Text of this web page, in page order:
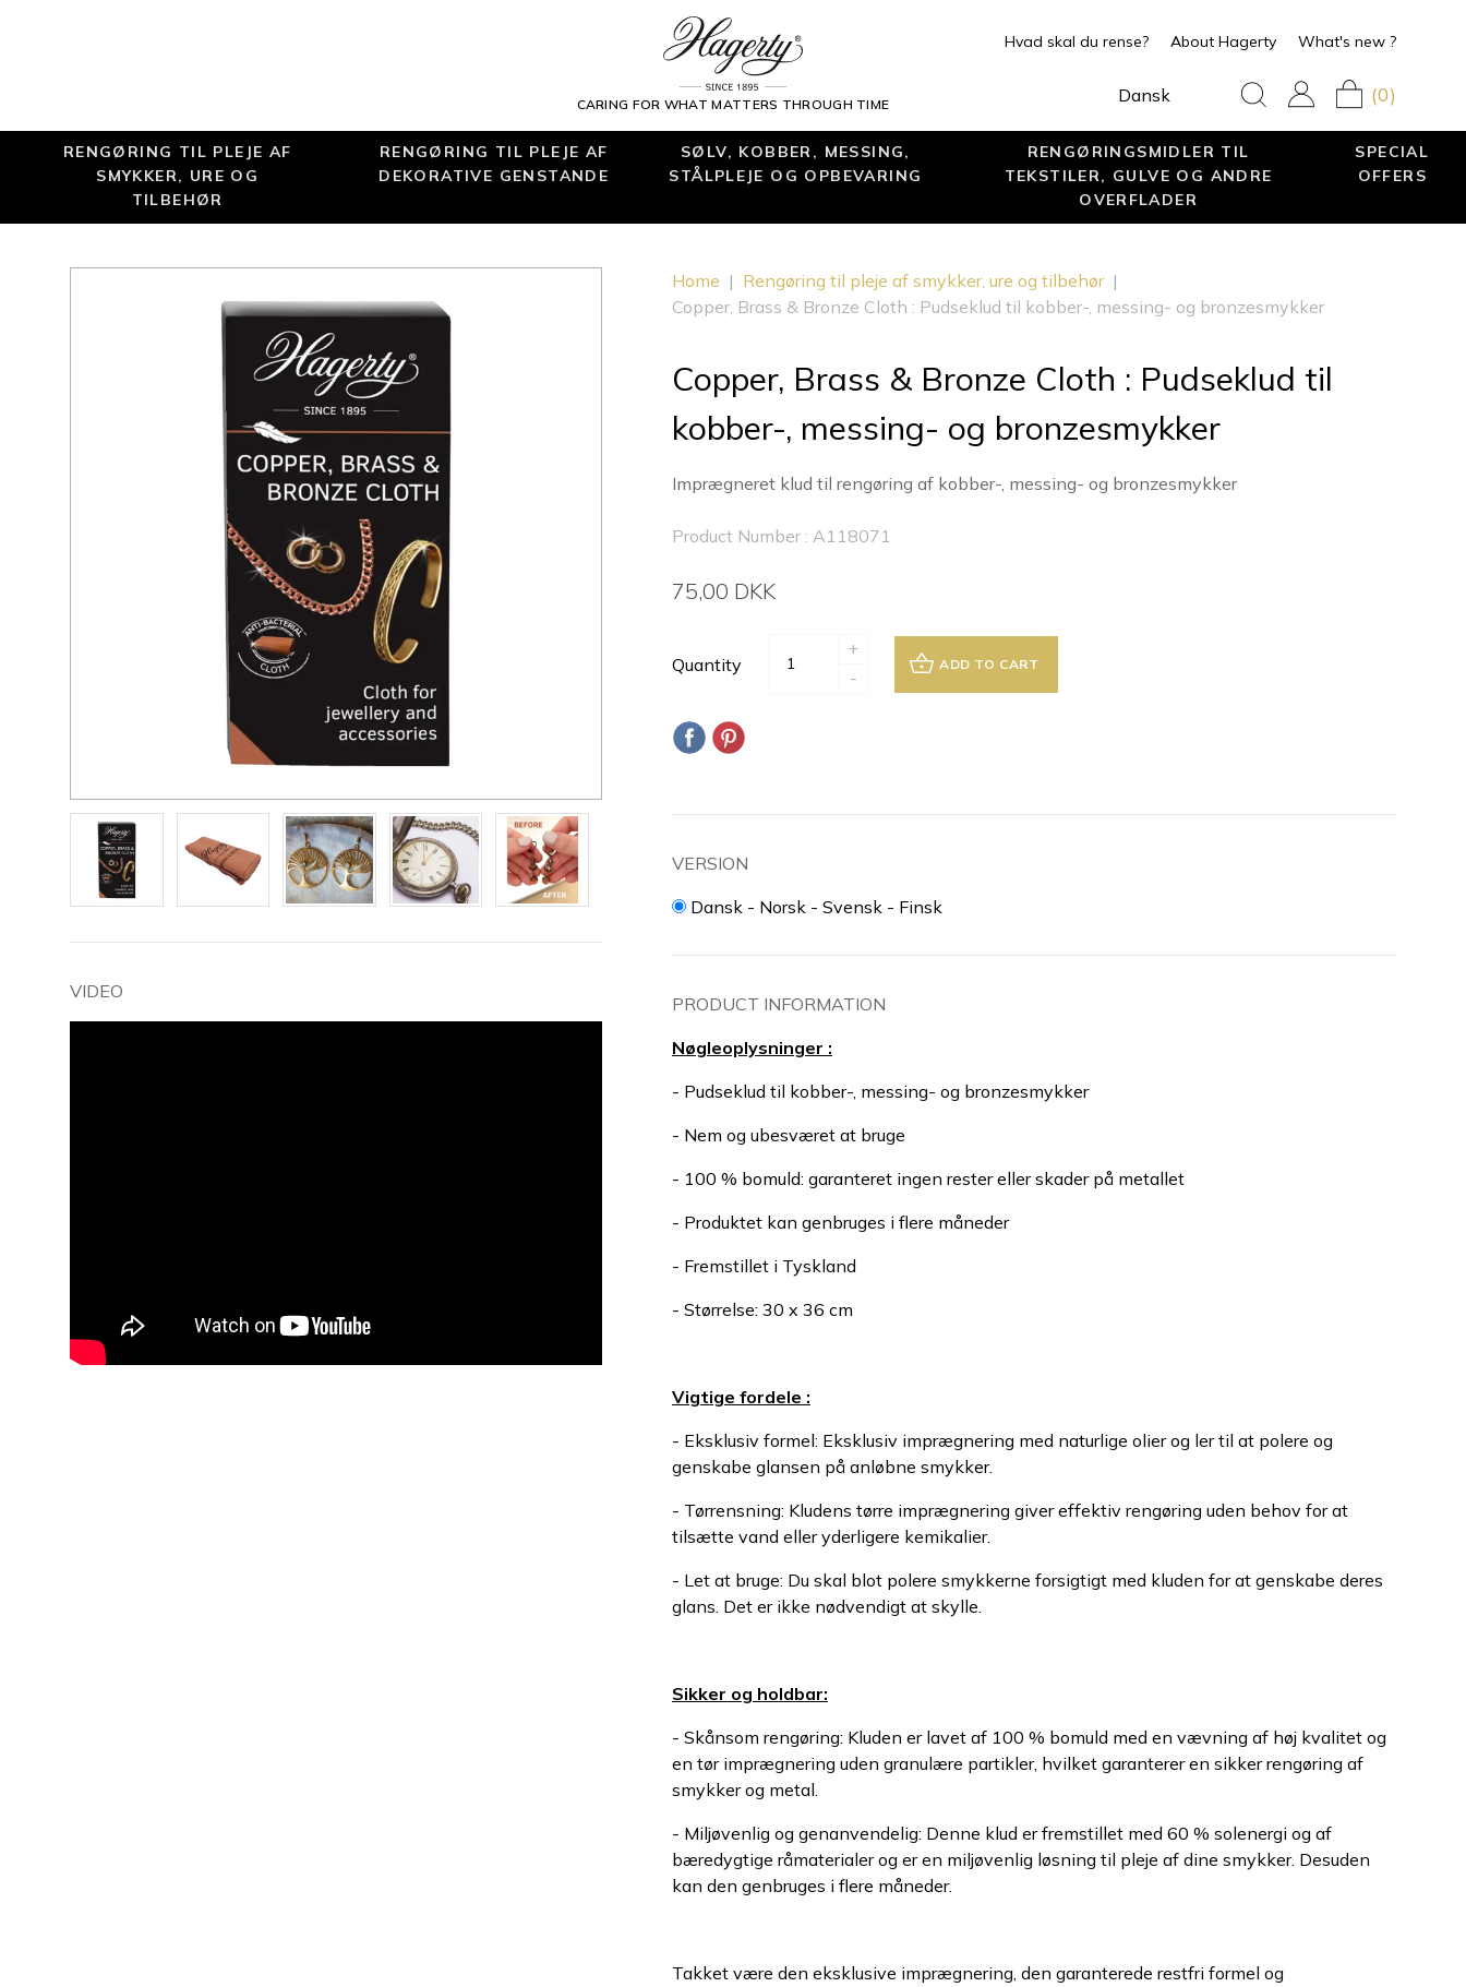
CARING FOR WHAT MATTERS THROUGH TIME
Hvad skal du rense? About Hagerty What's new ?
Dansk (0)
RENGØRING TIL PLEJE AF
SMYKKER, URE OG
TILBEHØR
RENGØRING TIL PLEJE AF
DEKORATIVE GENSTANDE
SØLV, KOBBER, MESSING,
STÅLPLEJE OG OPBEVARING
RENGØRINGSMIDLER TIL
TEKSTILER, GULVE OG ANDRE
OVERFLADER
SPECIAL
OFFERS
VIDEO
Home | Rengøring til pleje af smykker, ure og tilbehør |
Copper, Brass & Bronze Cloth : Pudseklud til kobber-, messing- og bronzesmykker
Copper, Brass & Bronze Cloth : Pudseklud til
kobber-, messing- og bronzesmykker
Imprægneret klud til rengøring af kobber-, messing- og bronzesmykker
Product Number : A118071
75,00 DKK
Quantity
+
-
ADD TO CART
VERSION
Dansk - Norsk - Svensk - Finsk
PRODUCT INFORMATION
Nøgleoplysninger :
- Pudseklud til kobber-, messing- og bronzesmykker
- Nem og ubesværet at bruge
- 100 % bomuld: garanteret ingen rester eller skader på metallet
- Produktet kan genbruges i flere måneder
- Fremstillet i Tyskland
- Størrelse: 30 x 36 cm
Vigtige fordele :
- Eksklusiv formel: Eksklusiv imprægnering med naturlige olier og ler til at polere og
genskabe glansen på anløbne smykker.
- Tørrensning: Kludens tørre imprægnering giver effektiv rengøring uden behov for at
tilsætte vand eller yderligere kemikalier.
- Let at bruge: Du skal blot polere smykkerne forsigtigt med kluden for at genskabe deres
glans. Det er ikke nødvendigt at skylle.
Sikker og holdbar:
- Skånsom rengøring: Kluden er lavet af 100 % bomuld med en vævning af høj kvalitet og
en tør imprægnering uden granulære partikler, hvilket garanterer en sikker rengøring af
smykker og metal.
- Miljøvenlig og genanvendelig: Denne klud er fremstillet med 60 % solenergi og af
bæredygtige råmaterialer og er en miljøvenlig løsning til pleje af dine smykker. Desuden
kan den genbruges i flere måneder.
Takket være den eksklusive imprægnering, den garanterede restfri formel og